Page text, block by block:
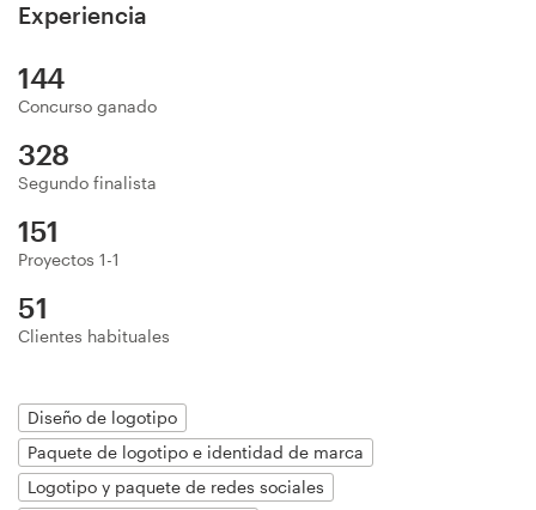
Experiencia
144
Concurso ganado
328
Segundo finalista
151
Proyectos 1-1
51
Clientes habituales
Diseño de logotipo
Paquete de logotipo e identidad de marca
Logotipo y paquete de redes sociales
99designs Studio
99designs Pro
un
diseño
Diseño de logotipo
Diseño de páginas web
Guía de la marca